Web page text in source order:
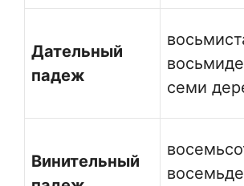
Дательный
падеж
семи
Винительный